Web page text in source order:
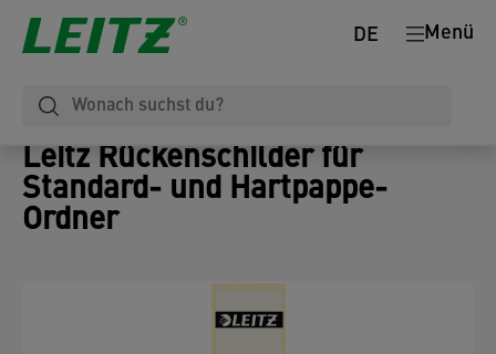
Menü
DE
Leitz Rückenschilder für
Standard- und Hartpappe-
Ordner